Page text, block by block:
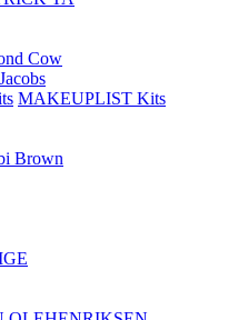
Cow
MAKEUPLIST Kits
Brown